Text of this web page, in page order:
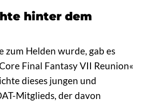
hinter dem
zum Helden wurde, gab es
Final Fantasy VII Reunion«
dieses jungen und
Mitglieds, der davon